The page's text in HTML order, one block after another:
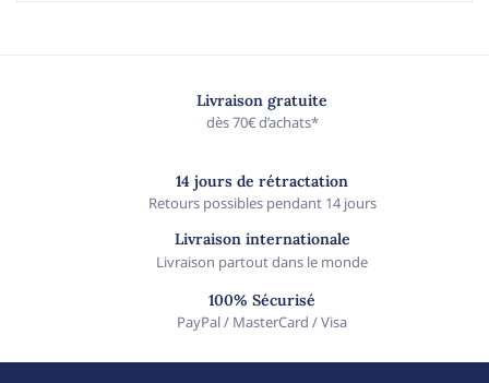
Livraison gratuite
dès 70€ d’achats*
14 jours de rétractation
Retours possibles pendant 14 jours
Livraison internationale
Livraison partout dans le monde
100% Sécurisé
PayPal / MasterCard / Visa